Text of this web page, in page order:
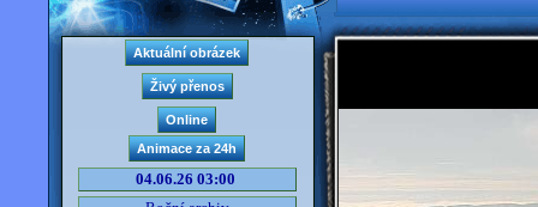
04.06.26 03:00